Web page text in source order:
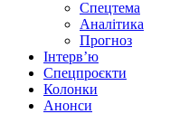
Спецтема
Аналітика
Прогноз
Інтерв’ю
Спецпроєкти
Колонки
Анонси